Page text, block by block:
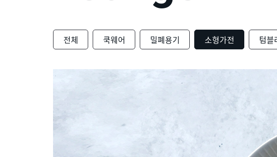
전체 쿡웨어 밀폐용기 소형가전 텀블